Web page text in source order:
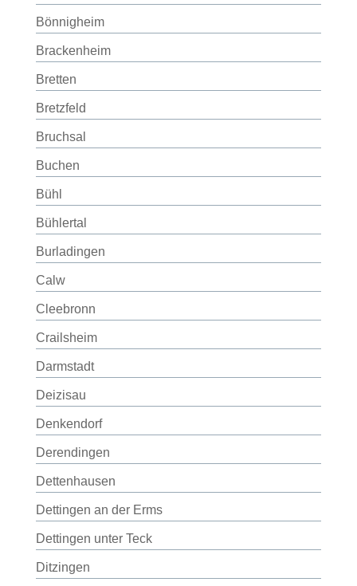
Bönnigheim
Brackenheim
Bretten
Bretzfeld
Bruchsal
Buchen
Bühl
Bühlertal
Burladingen
Calw
Cleebronn
Crailsheim
Darmstadt
Deizisau
Denkendorf
Derendingen
Dettenhausen
Dettingen an der Erms
Dettingen unter Teck
Ditzingen